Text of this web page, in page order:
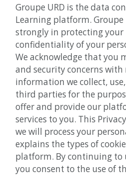
Groupe URD is the data
Learning platform. Groupe
strongly in protecting your
confidentiality of your
We acknowledge that you
and security concerns with
information we collect,
third parties for the
offer and provide our
services to you. This
we will process your
explains the types of
platform. By continuing to
you consent to the use of